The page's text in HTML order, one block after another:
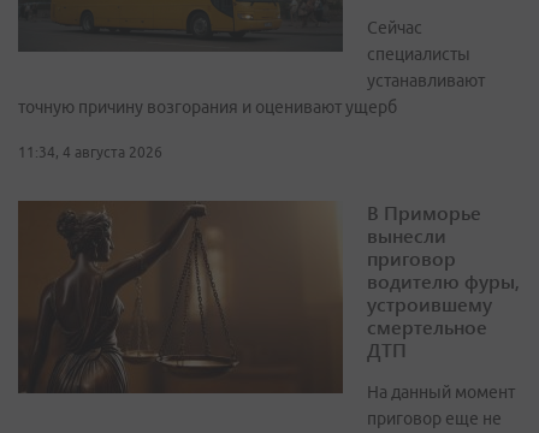
Сейчас
специалисты
устанавливают
точную причину возгорания и оценивают ущерб
11:34, 4 августа 2026
В Приморье
вынесли
приговор
водителю фуры,
устроившему
смертельное
ДТП
На данный момент
приговор еще не